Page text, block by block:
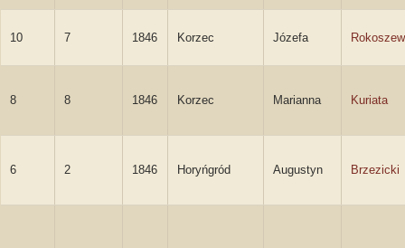
10 7 1846 Korzec Józefa
8 8 1846 Korzec Marianna Kuriata
6 2 1846 Horyńgród Augustyn Brzezicki